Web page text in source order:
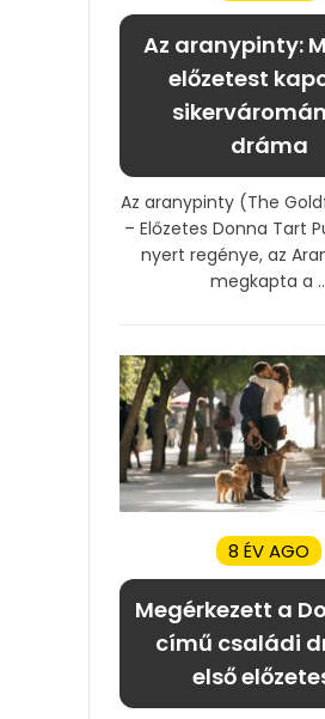
Az aranypinty:
előzetest
dráma
Az aranypinty (The
– Előzetes Donna Tart
nyert regénye, az
megkapta a
8 ÉV AGO
Megérkezett a
című családi
első